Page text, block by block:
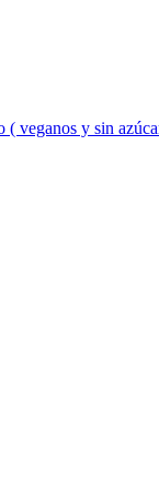
( veganos y sin